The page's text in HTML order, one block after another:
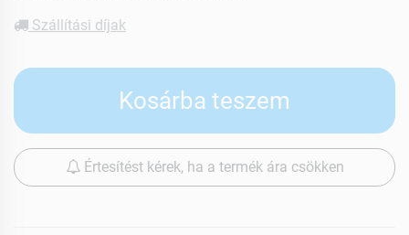
Szállítási díjak
Kosárba teszem
Értesítést kérek, ha a termék ára csökken